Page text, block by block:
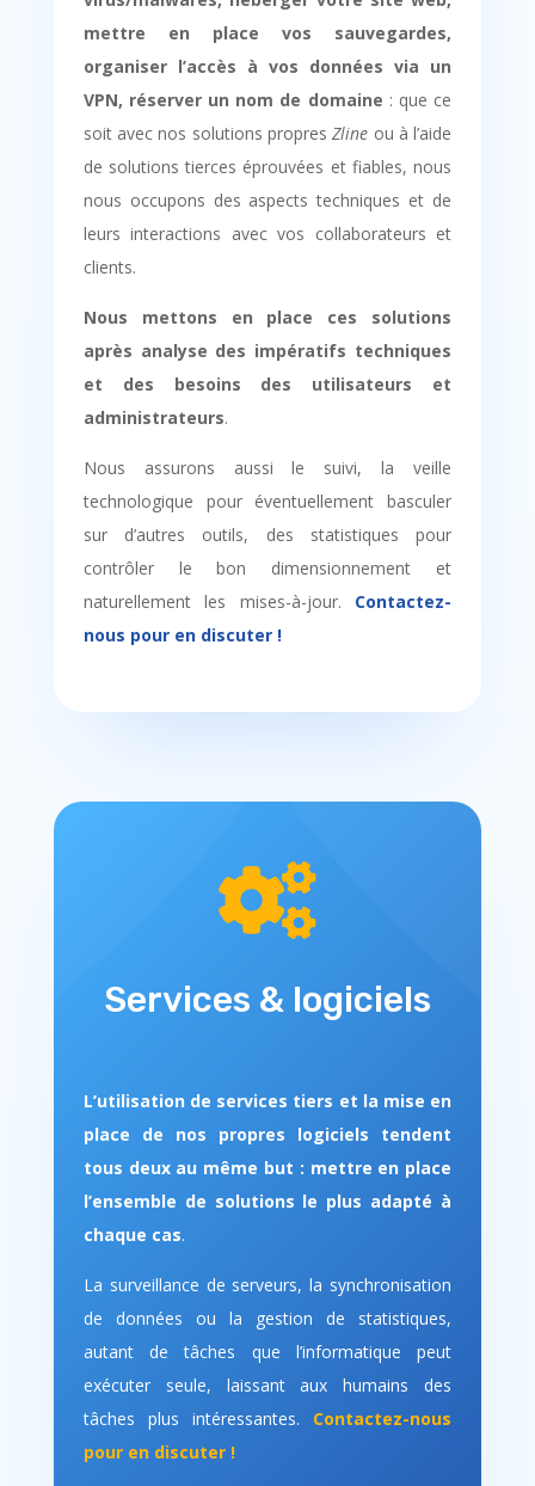
mettre en place vos sauvegardes,
organiser l’accès à vos données via un
VPN, réserver un nom de domaine : que ce
soit avec nos solutions propresZline ou à l’aide
de solutions tierces éprouvées et fiables, nous
nous occupons des aspects techniques et de
leurs interactions avec vos collaborateurs et
clients.
Nous mettons en place ces solutions
après analyse des impératifs techniques
et des besoins des utilisateurs et
administrateurs.
Nous assurons aussi le suivi, la veille
technologique pour éventuellement basculer
sur d’autres outils, des statistiques pour
contrôler le bon dimensionnement et
naturellement les mises-à-jour. Contactez-
nous pour en discuter !

Services & logiciels
L’utilisation de services tiers et la mise en
place de nos propres logiciels tendent
tous deux au même but : mettre en place
l’ensemble de solutions le plus adapté à
chaque cas.
La surveillance de serveurs, la synchronisation
de données ou la gestion de statistiques,
autant de tâches que l’informatique peut
exécuter seule, laissant aux humains des
tâches plus intéressantes. Contactez-nous
pour en discuter !